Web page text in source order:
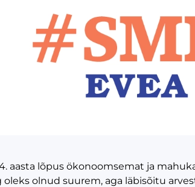
aasta lõpus ökonoomsemat ja
oleks olnud suurem, aga läbisõitu